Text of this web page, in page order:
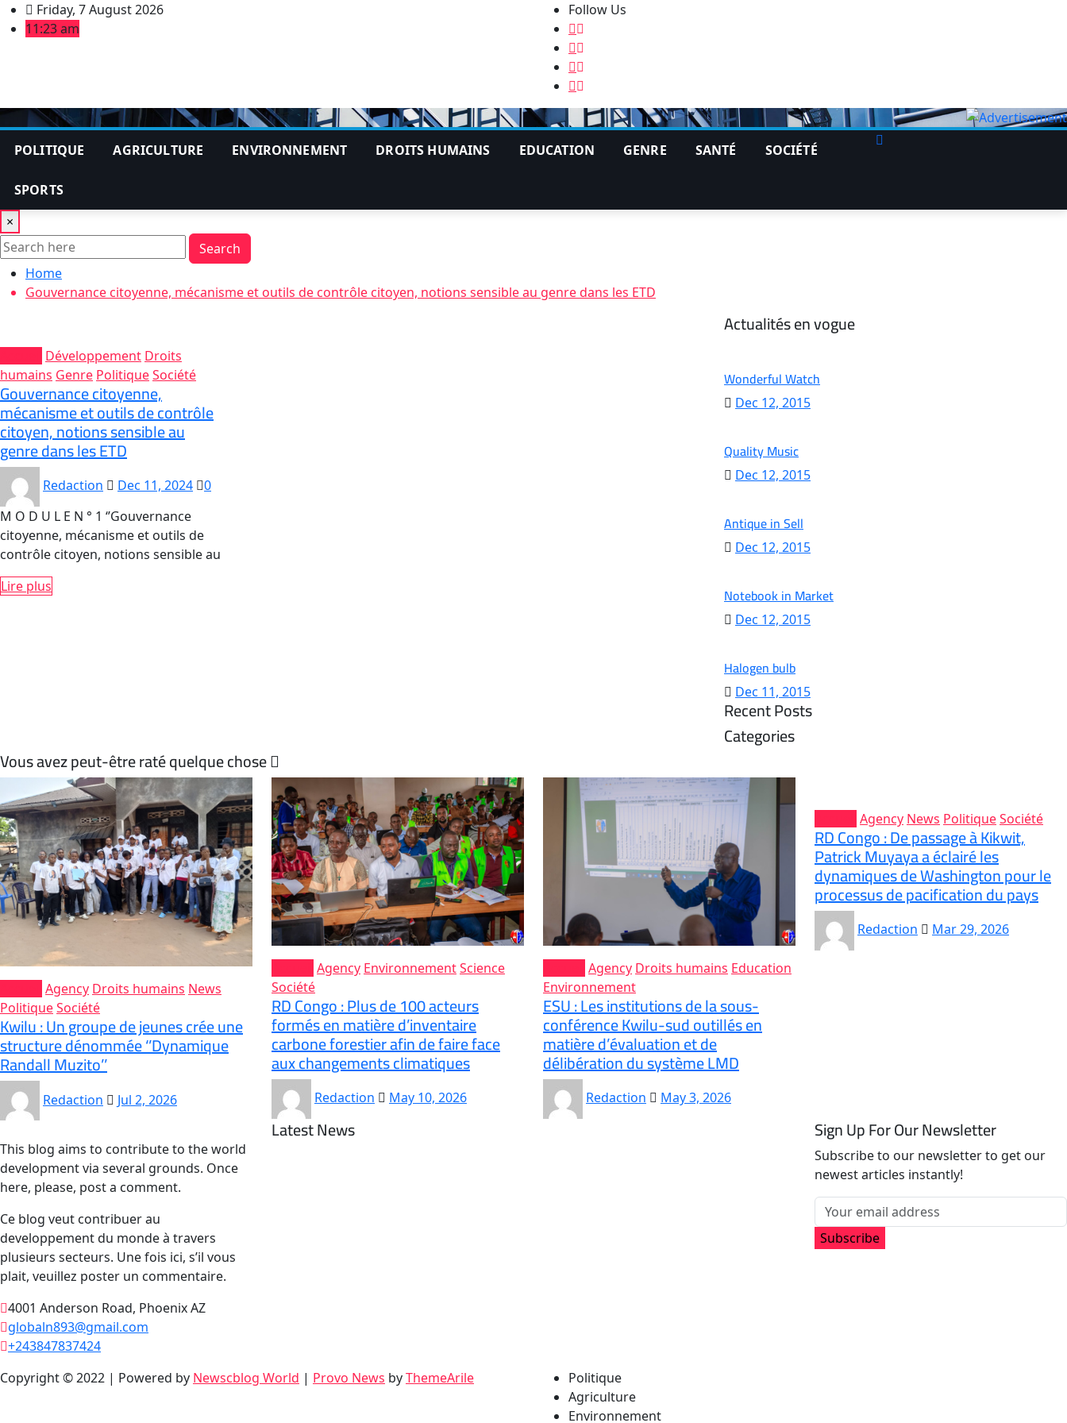
Skip
to
Friday, 7 August 2026
11:23 am
Follow Us
POLITIQUE AGRICULTURE ENVIRONNEMENT DROITS HUMAINS EDUCATION GENRE SANTÉ SOCIÉTÉ
SPORTS
×
Search
Home
Gouvernance citoyenne, mécanisme et outils de contrôle citoyen, notions sensible au genre dans les ETD
Développement Droits
humains Genre PolitiqueSociété
Gouvernance citoyenne,
mécanisme et outils de contrôle
citoyen, notions sensible au
genre dans les ETD
Redaction Dec 11, 2024
0
M O D U L E N ° 1 ‘’Gouvernance
citoyenne, mécanisme et outils de
contrôle citoyen, notions sensible au
Lire plus
Actualités en vogue
Wonderful Watch
Dec 12, 2015
Quality Music
Dec 12, 2015
Antique in Sell
Dec 12, 2015
Notebook in Market
Dec 12, 2015
Halogen bulb
Dec 11, 2015
Recent Posts
Categories
Vous avez peut-être raté quelque chose
Agency Droits humains News
PolitiqueSociété
Kwilu : Un groupe de jeunes crée une
structure dénommée ‘’Dynamique
Randall Muzito’’
Redaction Jul 2, 2026
Agency EnvironnementScience
Société
RD Congo : Plus de 100 acteurs
formés en matière d’inventaire
carbone forestier afin de faire face
aux changements climatiques
Redaction May 10, 2026
Agency Droits humains Education
Environnement
ESU : Les institutions de la sous-
conférence Kwilu-sud outillés en
matière d’évaluation et de
délibération du système LMD
Redaction May 3, 2026
Agency News PolitiqueSociété
RD Congo : De passage à Kikwit,
Patrick Muyaya a éclairé les
dynamiques de Washington pour le
processus de pacification du pays
Redaction Mar 29, 2026
This blog aims to contribute to the world
development via several grounds. Once
here, please, post a comment.
Ce blog veut contribuer au
developpement du monde à travers
plusieurs secteurs. Une fois ici, s’il vous
plait, veuillez poster un commentaire.
4001 Anderson Road, Phoenix AZ
globaln893@gmail.com
+243847837424
Latest News Sign Up For Our Newsletter
Subscribe to our newsletter to get our
newest articles instantly!
Subscribe
Copyright © 2022 | Powered by Newscblog World | Provo News byThemeArile
Politique
Agriculture
Environnement